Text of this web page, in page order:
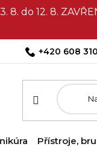
do 12. 8.
+420 608
Přístroje,